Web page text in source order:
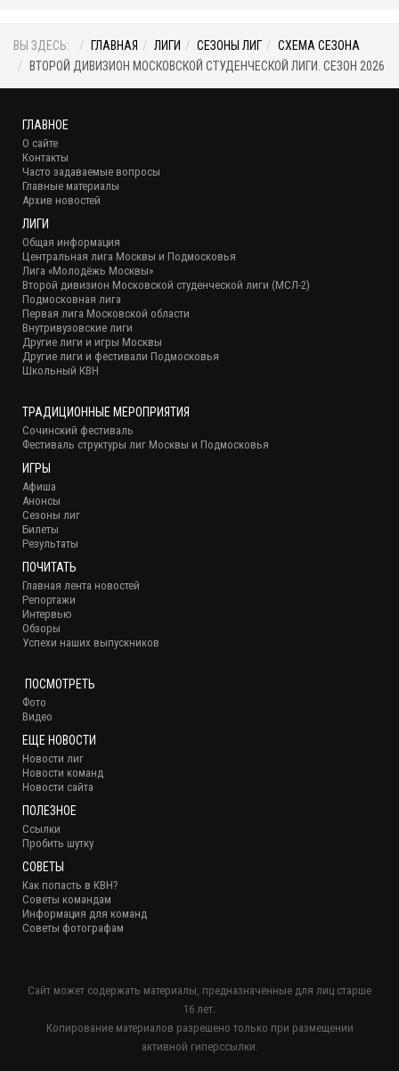
ВЫ ЗДЕСЬ: ГЛАВНАЯ ЛИГИ СЕЗОНЫ ЛИГ
СХЕМА СЕЗОНА
ВТОРОЙ ДИВИЗИОН МОСКОВСКОЙ СТУДЕНЧЕСКОЙ ЛИГИ. СЕЗОН 2026
ГЛАВНОЕ
О сайте
Контакты
Часто задаваемые вопросы
Главные материалы
Архив новостей
ЛИГИ
Общая информация
Центральная лига Москвы и Подмосковья
Лига «Молодёжь Москвы»
Второй дивизион Московской студенческой лиги (МСЛ-2)
Подмосковная лига
Первая лига Московской области
Внутривузовские лиги
Другие лиги и игры Москвы
Другие лиги и фестивали Подмосковья
Школьный КВН
ТРАДИЦИОННЫЕ МЕРОПРИЯТИЯ
Сочинский фестиваль
Фестиваль структуры лиг Москвы и Подмосковья
ИГРЫ
Афиша
Анонсы
Сезоны лиг
Билеты
Результаты
ПОЧИТАТЬ
Главная лента новостей
Репортажи
Интервью
Обзоры
Успехи наших выпускников
ПОСМОТРЕТЬ
Фото
Видео
ЕЩЕ НОВОСТИ
Новости лиг
Новости команд
Новости сайта
ПОЛЕЗНОЕ
Ссылки
Пробить шутку
СОВЕТЫ
Как попасть в КВН?
Советы командам
Информация для команд
Советы фотографам
Сайт может содержать материалы, предназначенные для лиц старше
16 лет.
Копирование материалов разрешено только при размещении
активной гиперссылки.